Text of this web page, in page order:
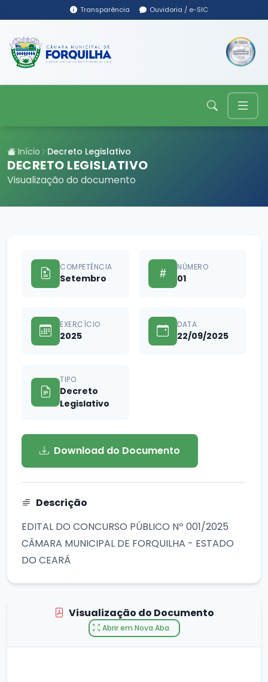
Transparência Ouvidoria / e-SIC
Início Decreto Legislativo
DECRETO LEGISLATIVO
Visualização do documento
COMPETÊNCIA
Setembro
NÚMERO
01
EXERCÍCIO
2025
DATA
22/09/2025
TIPO
Decreto
Legislativo
Download do Documento
Descrição
EDITAL DO CONCURSO PÚBLICO Nº 001/2025
CÂMARA MUNICIPAL DE FORQUILHA - ESTADO
DO CEARÁ
Visualização do Documento
Abrir em Nova Aba